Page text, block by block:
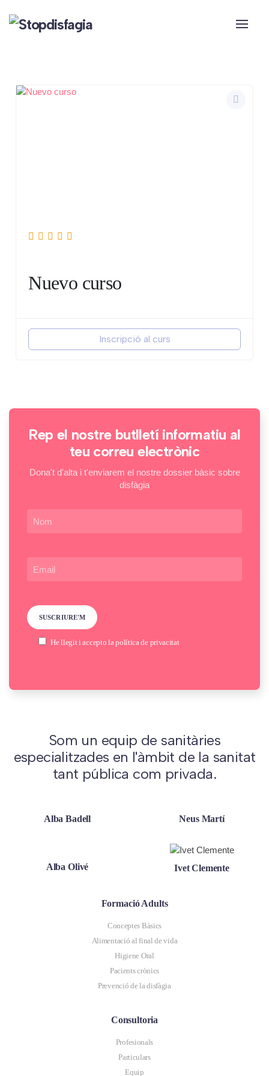
Skip to main content
Nuevo curso
Inscripció al curs
Rep el nostre butlletí informatiu al
teu correu electrònic
Dona't d'alta i t'enviarem el nostre dossier bàsic sobre
disfàgia
He llegit i accepto lapolítica de privacitat
Som un equip de sanitàries
especialitzades en l'àmbit de la sanitat
tant pública com privada.
Alba Badell Neus Martí
Alba Olivé Ivet Clemente
Formació Adults
Conceptes Bàsics
Alimentació al final de vida
Higiene Oral
Pacients crònics
Prevenció de la disfàgia
Consultoria
Profesionals
Particulars
Equip